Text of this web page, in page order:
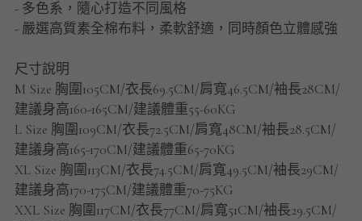
- 多色系，隨心打造不同風格
- 嚴選高質素全棉布料，柔軟舒適，同時顏色立體感強
尺寸說明
M Size 胸圍105CM/衣長69.5CM/肩寬46.5CM/袖長28CM/
建議身高160-165CM/建議體重55-60KG
L Size 胸圍109CM/衣長72.5CM/肩寬48CM/袖長28.5CM/
建議身高165-170CM/建議體重65-70KG
XL Size 胸圍113CM/衣長74.5CM/肩寬49.5CM/袖長29CM/
建議身高170-175CM/建議體重70-75KG
XXL Size 胸圍117CM/衣長77CM/肩寬51CM/袖長29.5CM/
HOT ITEMS
男裝長褲
男士短褲
男裝九分褲
男裝外套